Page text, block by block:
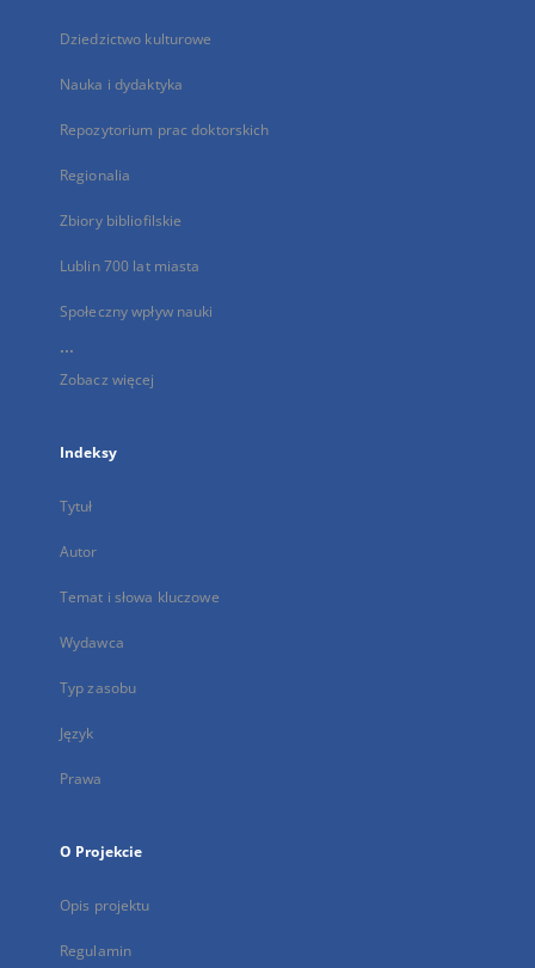
Dziedzictwo kulturowe
Nauka i dydaktyka
Repozytorium prac doktorskich
Regionalia
Zbiory bibliofilskie
Lublin 700 lat miasta
Społeczny wpływ nauki
...
Zobacz więcej
Indeksy
Tytuł
Autor
Temat i słowa kluczowe
Wydawca
Typ zasobu
Język
Prawa
O Projekcie
Opis projektu
Regulamin